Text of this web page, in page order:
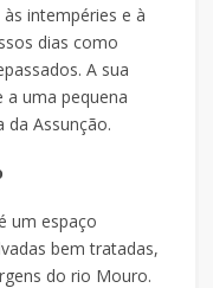
intempéries e à
dias como
A sua
a uma pequena
da Assunção.
um espaço
bem tratadas,
do rio Mouro.